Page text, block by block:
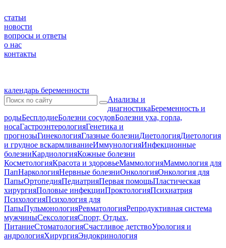
статьи
новости
вопросы и ответы
о нас
контакты
календарь беременности
Анализы и
диагностикаБеременность и
родыБесплодиеБолезни сосудовБолезни уха, горла,
носаГастроэнтерологияГенетика и
прогнозыГинекологияГлазные болезниДиетологияДиетология
и грудное вскармливаниеИммунологияИнфекционные
болезниКардиологияКожные болезни
КосметологияКрасота и здоровьеМаммологияМаммология для
ПапНаркологияНервные болезниОнкологияОнкология для
ПапыОртопедияПедиатрияПервая помощьПластическая
хирургияПоловые инфекцииПроктологияПсихиатрия
ПсихологияПсихология для
ПапыПульмонологияРевматологияРепродуктивная система
мужчиныСексологияСпорт, Отдых,
ПитаниеСтоматологияСчастливое детствоУрология и
андрологияХирургияЭндокринология